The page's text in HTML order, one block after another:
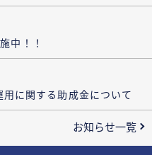
中！！
に関する助成金について
お知らせ一覧